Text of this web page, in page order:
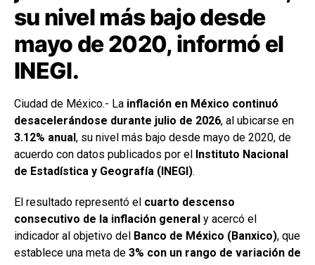
su nivel más bajo desde
mayo de 2020, informó el
INEGI.
Ciudad de México.- La inflación en México continuó
desacelerándose durante julio de 2026, al ubicarse en
3.12% anual, su nivel más bajo desde mayo de 2020, de
acuerdo con datos publicados por el Instituto Nacional
de Estadística y Geografía (INEGI).
El resultado representó el cuarto descenso
consecutivo de la inflación general y acercó el
indicador al objetivo del Banco de México (Banxico), que
establece una meta de 3% con un rango de variación de